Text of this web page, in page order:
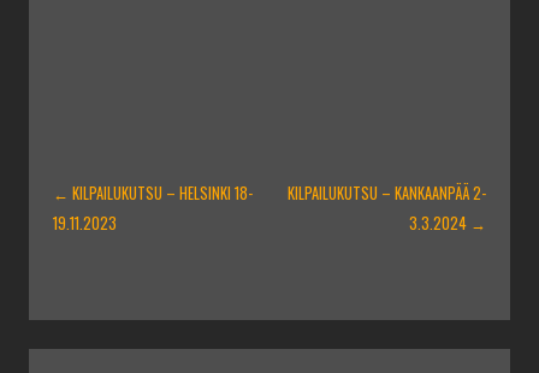
ARTIKKELIEN
SELAUS
← KILPAILUKUTSU – HELSINKI 18-
19.11.2023
KILPAILUKUTSU – KANKAANPÄÄ 2-
3.3.2024 →